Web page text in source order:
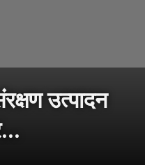
उत्पादन